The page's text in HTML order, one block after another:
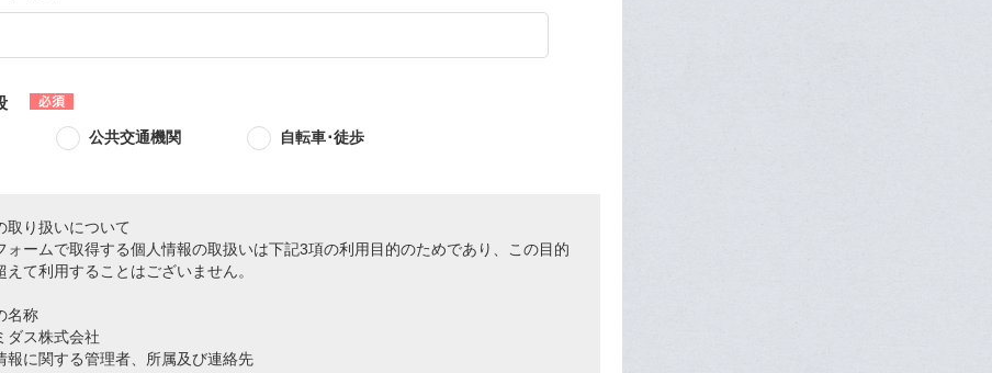
公共交通機関 自転車･徒歩
取り扱いについて
ォームで取得する個人情報の取扱いは下記3項の利用目的のためであり、この目的
えて利用することはございません。
名称
ダス株式会社
報に関する管理者、所属及び連絡先